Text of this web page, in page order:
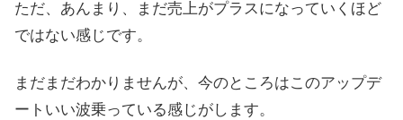
ただ、あんまり、まだ売上がプラスになっていくほど
ではない感じです。
まだまだわかりませんが、今のところはこのアップデ
ートいい波乗っている感じがします。